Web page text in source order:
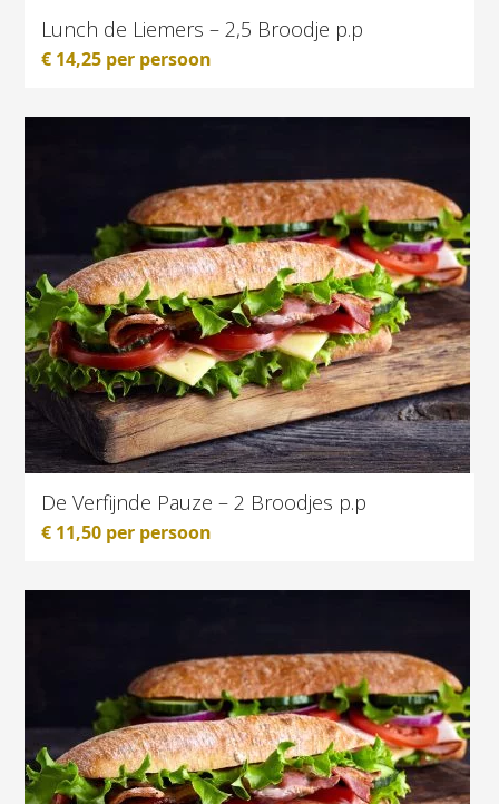
Lunch de Liemers – 2,5 Broodje p.p
€ 14,25 per persoon
De Verfijnde Pauze – 2 Broodjes p.p
€ 11,50 per persoon